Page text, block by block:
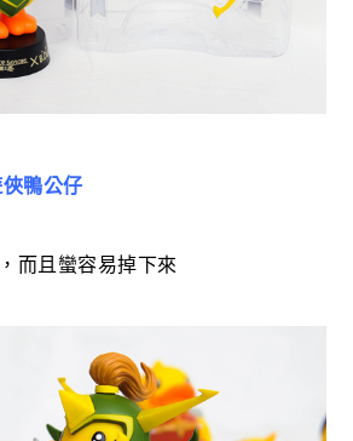
鴨公仔
而且蠻容易掉下來